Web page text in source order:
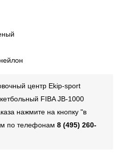
центр Ekip-sport
FIBA JB-1000
нажмите на кнопку "в
по телефонам 8 (495) 260-